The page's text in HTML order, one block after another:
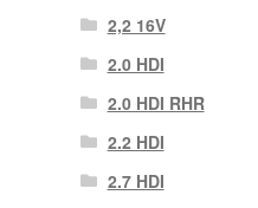
2,2 16V
2.0 HDI
2.0 HDI RHR
2.2 HDI
2.7 HDI